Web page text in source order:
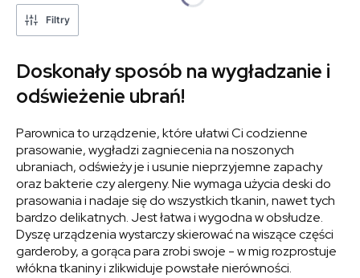
Filtry
Doskonały sposób na wygładzanie i
odświeżenie ubrań!
Parownica to urządzenie, które ułatwi Ci codzienne
prasowanie, wygładzi zagniecenia na noszonych
ubraniach, odświeży je i usunie nieprzyjemne zapachy
oraz bakterie czy alergeny. Nie wymaga użycia deski do
prasowania i nadaje się do wszystkich tkanin, nawet tych
bardzo delikatnych. Jest łatwa i wygodna w obsłudze.
Dyszę urządzenia wystarczy skierować na wiszące części
garderoby, a gorąca para zrobi swoje - w mig rozprostuje
włókna tkaniny i zlikwiduje powstałe nierówności.